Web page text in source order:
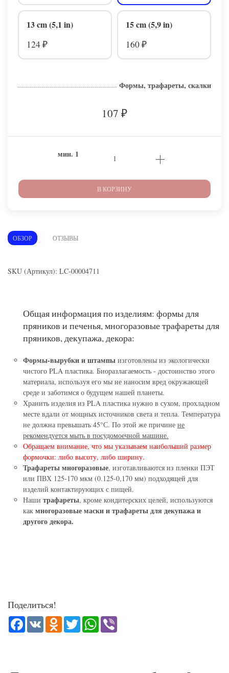
13 cm (5,1 in)
124 ₽
15 cm (5,9 in)
160 ₽
Формы, трафареты, скалки
107 ₽
мин. 1
В КОРЗИНУ
ОБЗОР ОТЗЫВЫ
SKU (Артикул): LC-00004711
Общая информация по изделиям: формы для
пряников и печенья, многоразовые трафареты для
пряников, декупажа, декора:
Формы-вырубки и штампы изготовлены из экологически
чистого PLA пластика. Биоразлагаемость - достоинство этого
материала, используя его мы не наносим вред окружающей
среде и заботимся о будущем нашей планеты.
Хранить изделия из PLA пластика нужно в сухом, прохладном
месте вдали от мощных источников света и тепла. Температура
не должна превышать 45°С. По этой же причине не
рекомендуется мыть в посудомоечной машине.
Обращаем внимание, что мы указываем наибольший размер
формочки: либо высоту, либо ширину.
Трафареты многоразовые, изготавливаются из пленки ПЭТ
или ПВХ 125-170 мкм (0.125-0,170 мм) подходящей для
изделий контактирующих с пищей.
Наши трафареты, кроме кондитерских целей, используются
как многоразовые маски и трафареты для декупажа и
другого декора.
Поделиться!
Facebook
VK Odnoklassniki
TwitterWhatsApp